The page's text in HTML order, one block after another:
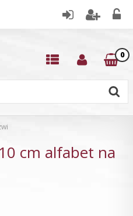
0
cm alfabet na